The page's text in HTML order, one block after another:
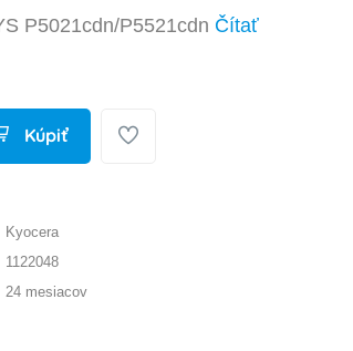
P5021cdn/P5521cdn Čítať
Kúpiť
Kyocera
1122048
24 mesiacov